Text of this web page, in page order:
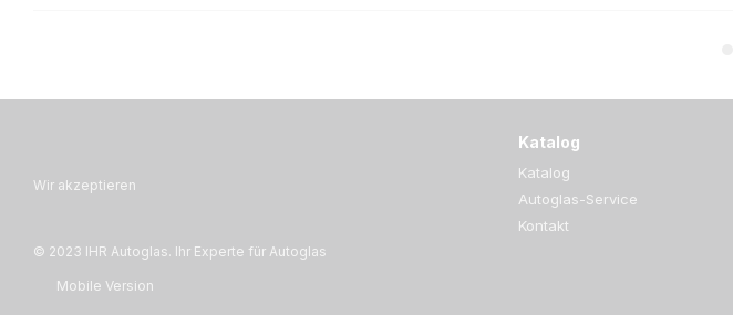
Wir akzeptieren
© 2023 IHR Autoglas. Ihr Experte für Autoglas
Mobile Version
Katalog
Katalog
Autoglas-Service
Kontakt